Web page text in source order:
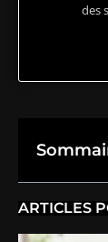
des
ARTICLES